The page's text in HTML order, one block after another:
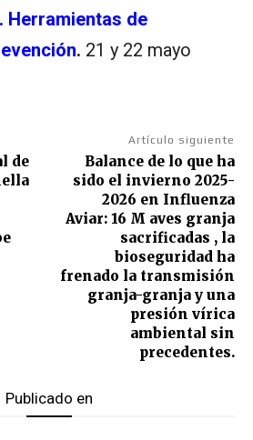
Herramientas de
. 21 y 22 mayo
de
Artículo siguiente
Balance de lo que ha
sido el invierno 2025-
2026 en Influenza
Aviar: 16 M aves granja
sacrificadas , la
bioseguridad ha
frenado la transmisión
granja-granja y una
presión vírica
ambiental sin
precedentes.
Publicado en